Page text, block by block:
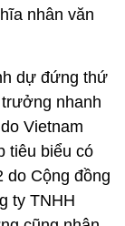
nhân văn
dự đứng thứ
nhanh
Vietnam
tiêu biểu có
do Cộng đồng
ty TNHH